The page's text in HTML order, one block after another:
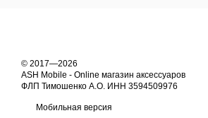
© 2017—2026
ASH Mobile - Online магазин аксессуаров
ФЛП Тимошенко А.О. ИНН 3594509976
Мобильная версия